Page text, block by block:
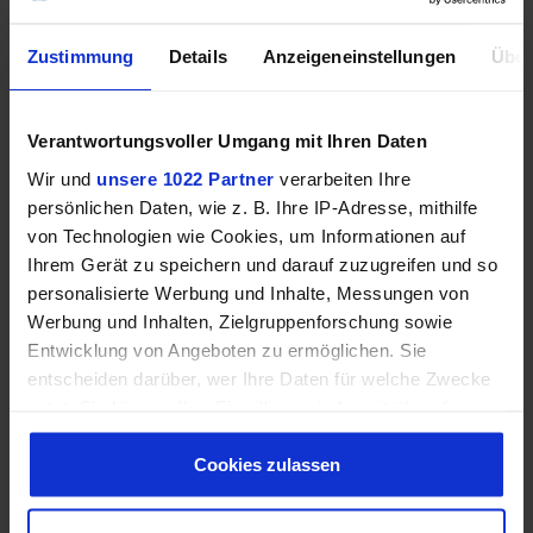
Zustimmung Details Anzeigeneinstellungen
Verantwortungsvoller Umgang mit Ihren Daten
Wir und unsere 1022 Partner verarbeiten Ihre
persönlichen Daten, wie z. B. Ihre IP-Adresse, mithilfe
von Technologien wie Cookies, um Informationen auf
Ihrem Gerät zu speichern und darauf zuzugreifen und so
personalisierte Werbung und Inhalte, Messungen von
Werbung und Inhalten, Zielgruppenforschung sowie
Entwicklung von Angeboten zu ermöglichen. Sie
entscheiden darüber, wer Ihre Daten für welche Zwecke
Cookie-Erklärung oder durch Klicken auf das Privacy
Trigger Symbol ändern oder widerrufen
Cookies zulassen
Das
Geschenk,
das
immer
passt.